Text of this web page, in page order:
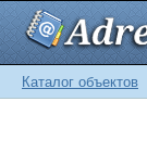
Каталог объектов